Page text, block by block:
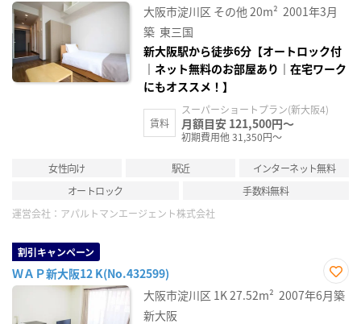
お気
に入
大阪市淀川区 その他 20m² 2001年3月
築 東三国
新大阪駅から徒歩6分【オートロック付
｜ネット無料のお部屋あり｜在宅ワーク
にもオススメ！】
賃料
スーパーショートプラン(新大阪4)
月額目安 121,500円～
初期費用他 31,350円～
女性向け 駅近
インターネット無料
オートロック
手数料無料
運営会社： アパルトマンエージェント株式会社
割引キャンペーン
ＷＡＰ新大阪12 K(No.432599)
お気
に入
大阪市淀川区 1K27.52m² 2007年6月築
新大阪